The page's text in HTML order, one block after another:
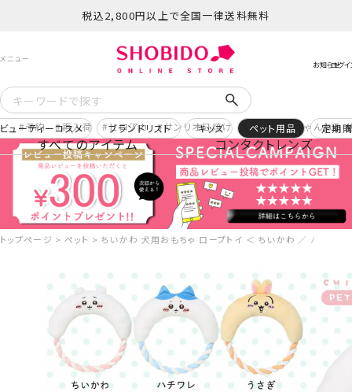
税込2,800円以上で全国一律送料無料
予約 再入荷 ヒロアカ サンリオ日焼け コスメヲタちゃんねる
すべてのアイテム コンタクトレンズ
ビューティーコスメ ブランドリスト キッズ ペット用品 定期
トップページ ペット ちいかわ 犬用おもちゃ ロープトイ ＜ ちいかわ ／ ハチ